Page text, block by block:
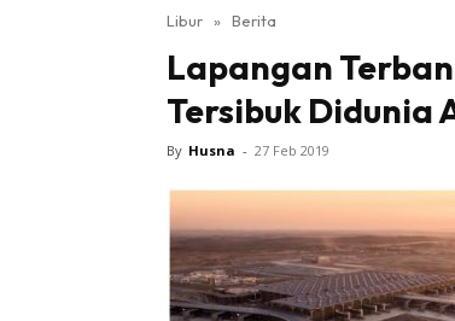
Libur » Berita
Lapangan
Tersibuk Didunia
By Husna - 27 Feb 2019